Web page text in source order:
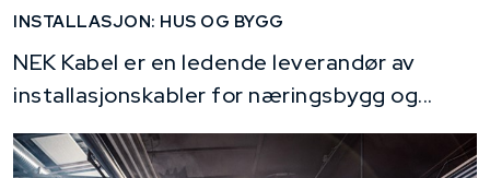
INSTALLASJON: HUS OG BYGG
NEK Kabel er en ledende leverandør av
installasjonskabler for næringsbygg og...